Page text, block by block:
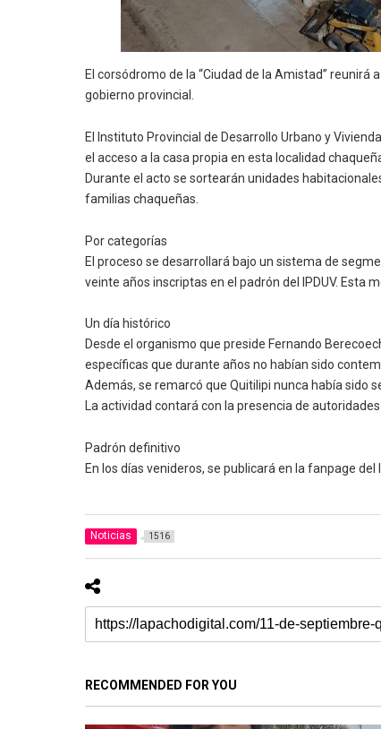
El corsódromo de la “Ciudad de la Amistad”
gobierno provincial.
El Instituto Provincial de Desarrollo Urbano y
el acceso a la casa propia en esta localidad
Durante el acto se sortearán unidades
familias chaqueñas.
Por categorías
El proceso se desarrollará bajo un sistema de
veinte años inscriptas en el padrón del IPDUV. Esta
Un día histórico
Desde el organismo que preside Fernando
específicas que durante años no habían sido
Además, se remarcó que Quitilipi nunca había sido
La actividad contará con la presencia de
Padrón definitivo
En los días venideros, se publicará en la fanpage
Noticias 1516
RECOMMENDED FOR YOU